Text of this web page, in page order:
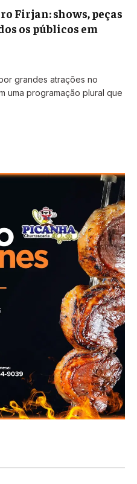
Firjan: shows, peças
os públicos em
grandes atrações no
uma programação plural que